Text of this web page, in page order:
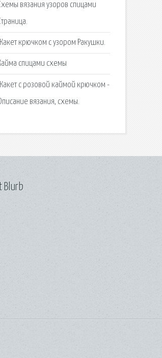
вязания узоров спицами
крючком с узором Ракушки.
спицами схемы
с розовой каймой крючком -
вязания, схемы.
Blurb